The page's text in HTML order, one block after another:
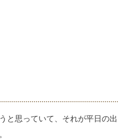
と思っていて、それが平日の出